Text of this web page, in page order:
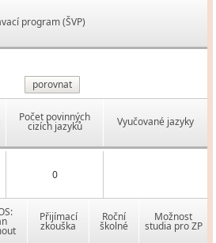
program (ŠVP)
porovnat
Počet povinných
cizích jazyků Vyučované jazyky
0
Přijímací
zkouška
Roční
školné
Možnost
studia pro ZP